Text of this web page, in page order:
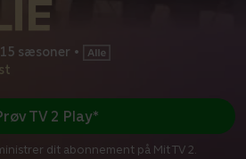
15 sæsoner •
TV 2 Play*
dit abonnement på Mit TV 2.